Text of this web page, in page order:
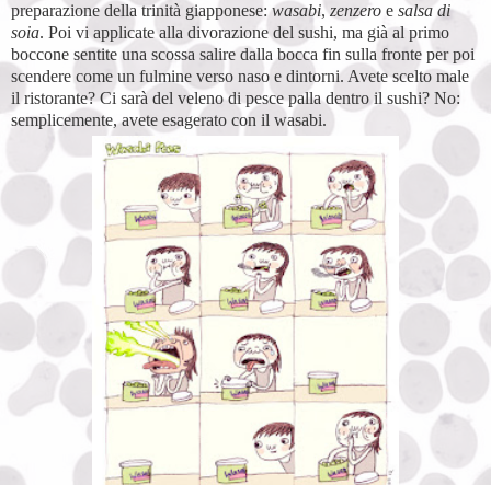
preparazione della trinità giapponese:wasabi,zenzero e salsa di
soia. Poi vi applicate alla divorazione del sushi, ma già al primo
boccone sentite una scossa salire dalla bocca fin sulla fronte per poi
scendere come un fulmine verso naso e dintorni. Avete scelto male
il ristorante? Ci sarà del veleno di pesce palla dentro il sushi? No:
semplicemente, avete esagerato con il wasabi.